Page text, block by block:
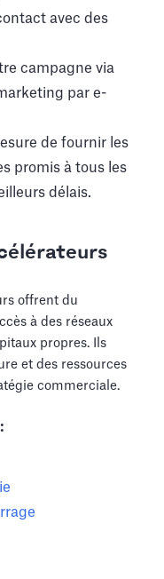
avec des
campagne via
par e-
de fournir les
promis à tous les
délais.
offrent du
à des réseaux
propres. Ils
et des ressources
commerciale.